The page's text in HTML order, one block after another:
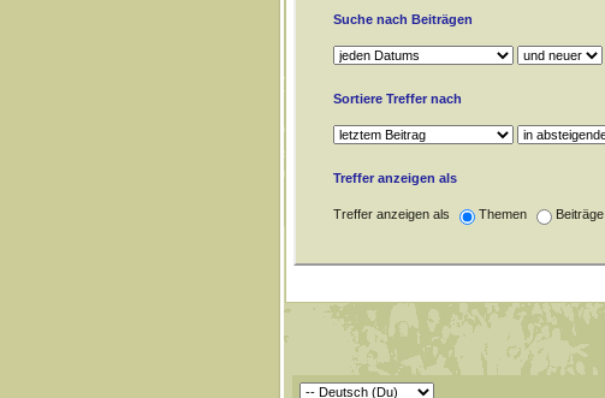
Suche nach Beiträgen
Sortiere Treffer nach
Treffer anzeigen als
Treffer anzeigen als Themen Beiträge